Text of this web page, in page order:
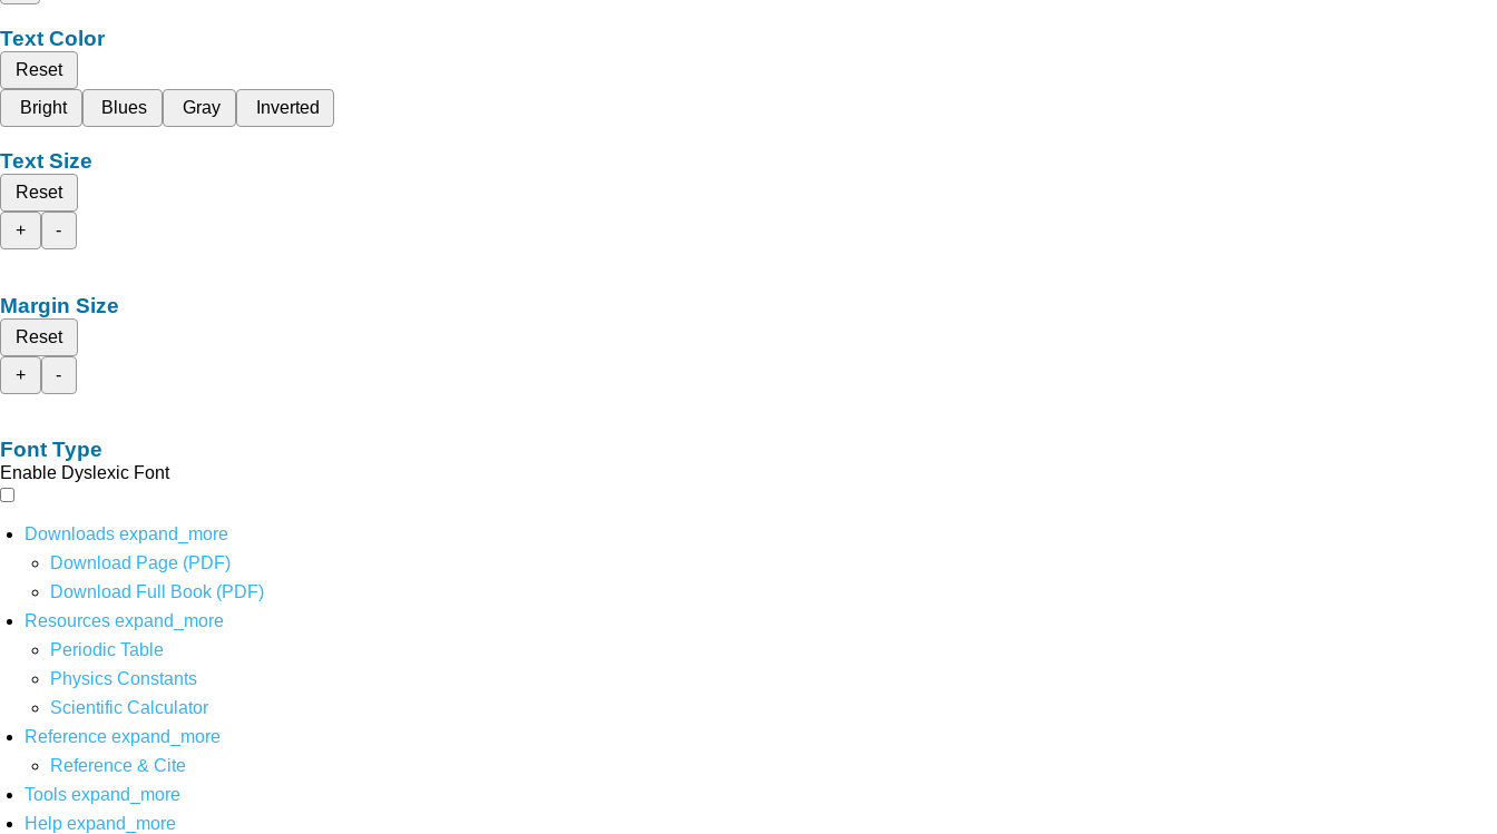
Text Color
Reset
Bright
Blues Gray Inverted
Text Size
Reset
+
-
Margin Size
Reset
+
-
Font Type
Enable Dyslexic Font
Downloads expand_more
Download Page (PDF)
Download Full Book (PDF)
Resources expand_more
Periodic Table
Physics Constants
Scientific Calculator
Reference expand_more
Reference & Cite
Tools expand_more
Help expand_more